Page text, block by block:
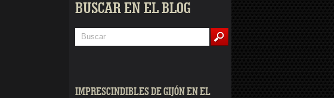
BUSCAR EN EL BLOG
IMPRESCINDIBLES DE GIJÓN EN EL